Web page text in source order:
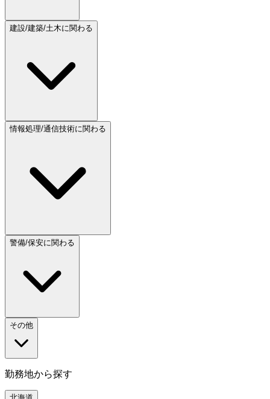
建設/建築/土木に関わる
情報処理/通信技術に関わる
警備/保安に関わる
その他
勤務地から探す